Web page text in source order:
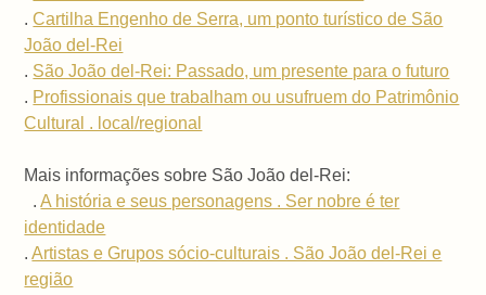
.Cartilha Engenho de Serra, um ponto turístico de São
João del-Rei
. São João del-Rei: Passado, um presente para o futuro
. Profissionais que trabalham ou usufruem do Patrimônio
Cultural . local/regional
Mais informações sobre São João del-Rei:
.A história e seus personagens . Ser nobre é ter
identidade
.Artistas e Grupos sócio-culturais . São João del-Rei e
região